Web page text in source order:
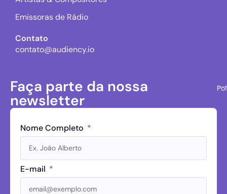
Emissoras de Rádio
Contato
contato@audiency.io
Faça parte da nossa
newsletter
Nome Completo
E-mail